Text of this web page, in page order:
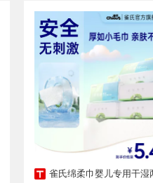
雀氏绵柔巾婴儿专用干湿两用洗脸巾